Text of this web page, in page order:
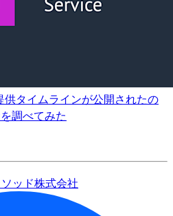
タイムラインが公開されたの
調べてみた
ッド株式会社